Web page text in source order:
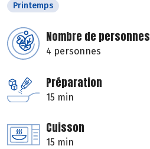
Printemps
Nombre de personnes
4 personnes
Préparation
15 min
Cuisson
15 min